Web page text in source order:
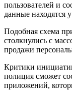
пользователей и
данные находятся
Подобная схема
столкнулись с
продажи
Критики
полиция сможет
приложений,